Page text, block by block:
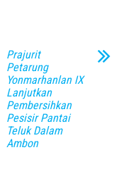
Prajurit
Petarung
Yonmarhanlan IX
Lanjutkan
Pembersihkan
Pesisir Pantai
Teluk Dalam
Ambon